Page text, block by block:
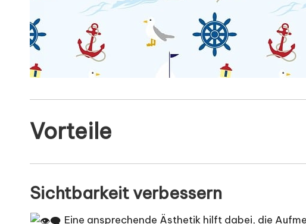
Vorteile
Sichtbarkeit verbessern
Eine ansprechende Ästhetik hilft dabei, die